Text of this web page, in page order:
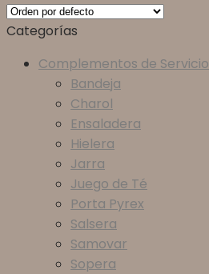
Categorías
Complementos de Servicio
Bandeja
Charol
Ensaladera
Hielera
Jarra
Juego de Té
Porta Pyrex
Salsera
Samovar
Sopera